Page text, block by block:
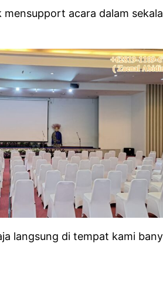
acara dalam
langsung di tempat kami